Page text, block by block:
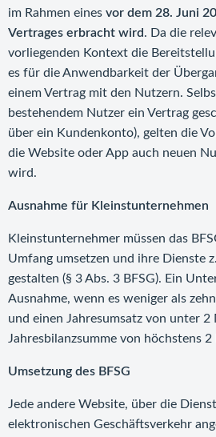
im Rahmen eines vor dem 28. Juni
Vertrages erbracht wird. Da die
vorliegenden Kontext die
es für die Anwendbarkeit der
einem Vertrag mit den Nutzern.
bestehendem Nutzer ein Vertrag
über ein Kundenkonto), gelten die
die Website oder App auch neuen
wird.
Ausnahme für Kleinstunternehmen
Kleinstunternehmer müssen das
Umfang umsetzen und ihre Dienste
gestalten (§ 3 Abs. 3 BFSG). Ein
Ausnahme, wenn es weniger als
und einen Jahresumsatz von unter
Jahresbilanzsumme von höchstens
Umsetzung des BFSG
Jede andere Website, über die
elektronischen Geschäftsverkehr